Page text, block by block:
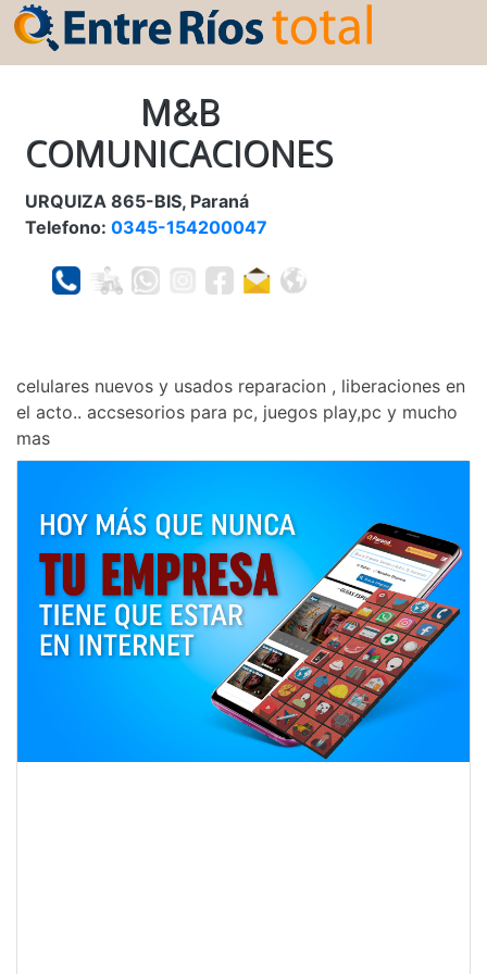
M&B
COMUNICACIONES
URQUIZA 865-BIS, Paraná
Telefono: 0345-154200047
celulares nuevos y usados reparacion , liberaciones en
el acto.. accsesorios para pc, juegos play,pc y mucho
mas